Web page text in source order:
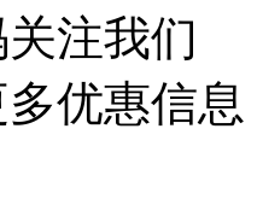
注我们
优惠信息